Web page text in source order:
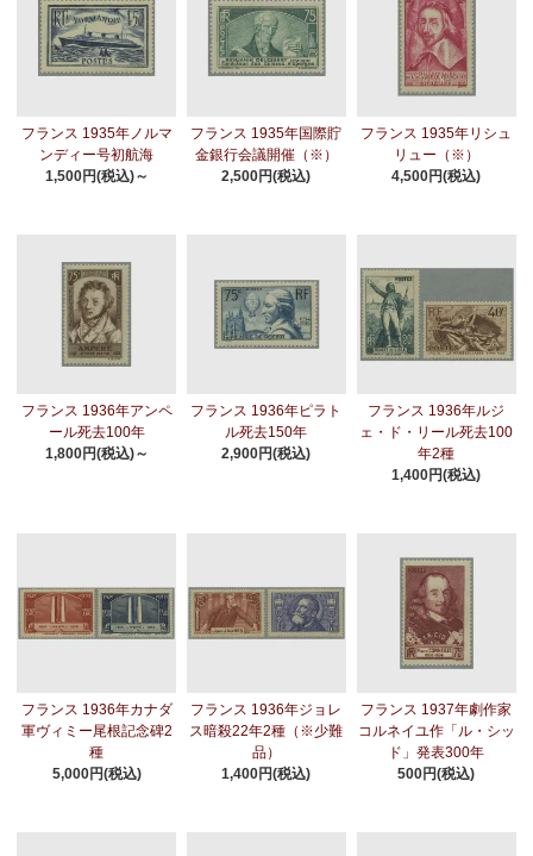
フランス 1935年ノルマ
ンディー号初航海
1,500円(税込)～
フランス 1935年国際貯
金銀行会議開催（※）
2,500円(税込)
フランス 1935年リシュ
リュー（※）
4,500円(税込)
フランス 1936年アンペ
ール死去100年
1,800円(税込)～
フランス 1936年ピラト
ル死去150年
2,900円(税込)
フランス 1936年ルジ
ェ・ド・リール死去100
年2種
1,400円(税込)
フランス 1936年カナダ
軍ヴィミー尾根記念碑2
種
5,000円(税込)
フランス 1936年ジョレ
ス暗殺22年2種（※少難
品）
1,400円(税込)
フランス 1937年劇作家
コルネイユ作「ル・シッ
ド」発表300年
500円(税込)